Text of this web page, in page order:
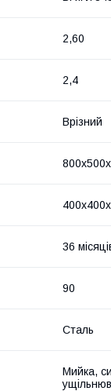
2,60
2,4
Врізний
36
90
Сталь
Мийка,